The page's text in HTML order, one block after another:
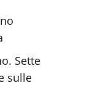
Sette
sulle